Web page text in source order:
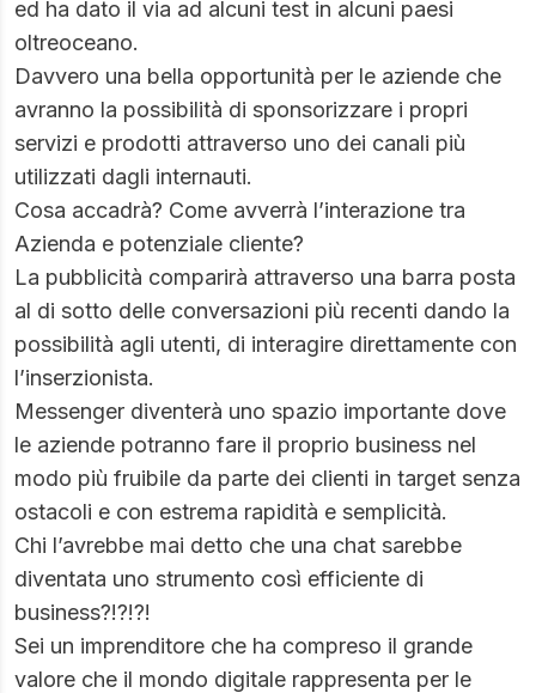
ed ha dato il via ad alcuni test in alcuni paesi
oltreoceano.
Davvero una bella opportunità per le aziende che
avranno la possibilità di sponsorizzare i propri
servizi e prodotti attraverso uno dei canali più
utilizzati dagli internauti.
Cosa accadrà? Come avverrà l’interazione tra
Azienda e potenziale cliente?
La pubblicità comparirà attraverso una barra posta
al di sotto delle conversazioni più recenti dando la
possibilità agli utenti, di interagire direttamente con
l’inserzionista.
Messenger diventerà uno spazio importante dove
le aziende potranno fare il proprio business nel
modo più fruibile da parte dei clienti in target senza
ostacoli e con estrema rapidità e semplicità.
Chi l’avrebbe mai detto che una chat sarebbe
diventata uno strumento così efficiente di
business?!?!?!
Sei un imprenditore che ha compreso il grande
valore che il mondo digitale rappresenta per le